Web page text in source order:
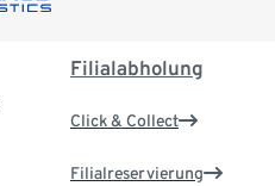
Filialabholung
Click & Collect
Filialreservierung